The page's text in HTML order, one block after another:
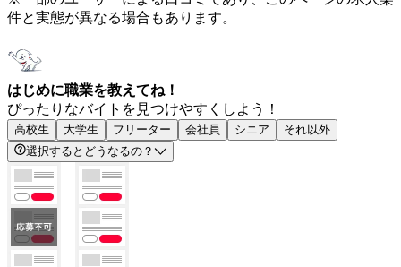
件と実態が異なる場合もあります。
はじめに職業を教えてね！
ぴったりなバイトを見つけやすくしよう！
高校生 大学生 フリーター 会社員 シニア
それ以外
選択するとどうなるの？